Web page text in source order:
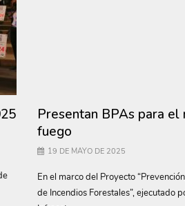
Presentan BPAs para el
fuego
19 DE MAYO DE 2025
En el marco del Proyecto
de Incendios Forestales”, ejecutado